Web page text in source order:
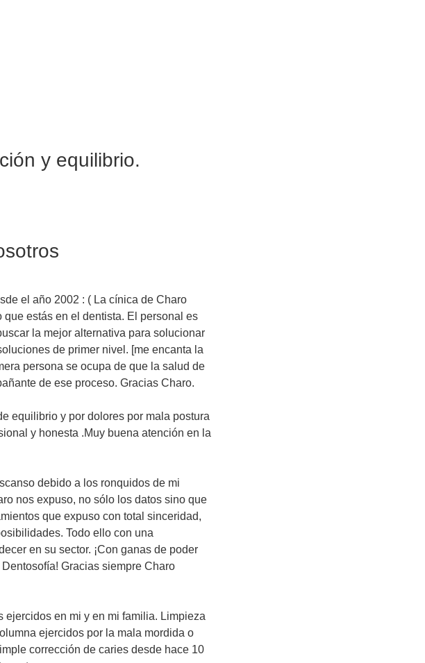
y equilibrio.
el año 2002 : ( La cínica de Charo
estás en el dentista. El personal es
la mejor alternativa para solucionar
de primer nivel. [me encanta la
persona se ocupa de que la salud de
de ese proceso. Gracias Charo.
equilibrio y por dolores por mala postura
y honesta .Muy buena atención en la
debido a los ronquidos de mi
nos expuso, no sólo los datos sino que
que expuso con total sinceridad,
Todo ello con una
en su sector. ¡Con ganas de poder
Gracias siempre Charo
ejercidos en mi y en mi familia. Limpieza
ejercidos por la mala mordida o
corrección de caries desde hace 10